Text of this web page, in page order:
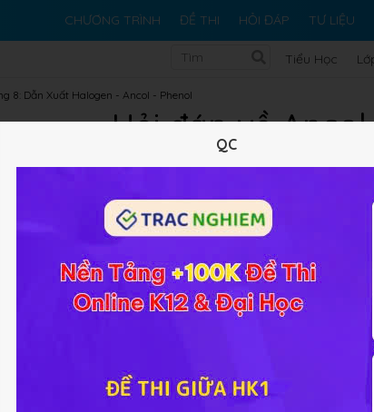
CHƯƠNG TRÌNH ĐỀ THI HỎI ĐÁP TƯ LIỆU
Tiểu Học
8: Dẫn Xuất Halogen - Ancol - Phenol
Hỏi đáp về Ancol
nào về Hóa học 11 Bài 40 Ancol​​các em vui lòng
trong phần bài tập SGK, bài tập nâng cao để
câu):
QC